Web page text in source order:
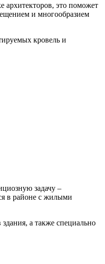
архитекторов, это поможет
и многообразием
кровель и
задачу –
в районе с жилыми
а также специально